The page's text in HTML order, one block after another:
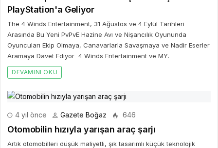
PlayStation'a Geliyor
The 4 Winds Entertainment, 31 Ağustos ve 4 Eylül Tarihleri
Arasında Bu Yeni PvPvE Hazine Avı ve Nişancılık Oyununda
Oyuncuları Ekip Olmaya, Canavarlarla Savaşmaya ve Nadir Eserler
Aramaya Davet Ediyor 4 Winds Entertainment ve MY.
DEVAMINI OKU
4 yıl önce Gazete Boğaz 646
Otomobilin hızıyla yarışan araç şarjı
Artık otomobilleri düşük maliyetli, şık tasarımlı küçük teknolojik